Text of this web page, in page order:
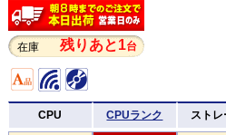
在庫 残りあと1台
CPU CPUランク スト